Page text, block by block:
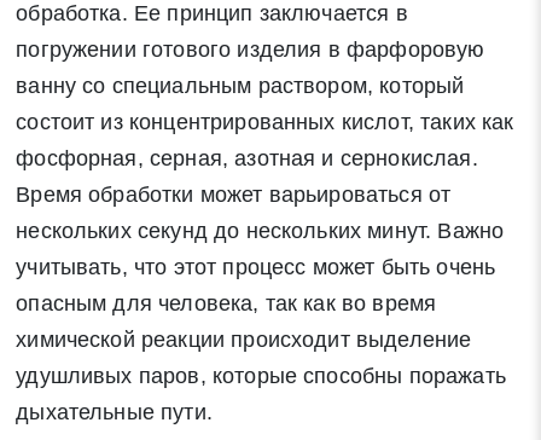
обработка. Ее принцип заключается в
погружении готового изделия в фарфоровую
ванну со специальным раствором, который
состоит из концентрированных кислот, таких как
фосфорная, серная, азотная и сернокислая.
Время обработки может варьироваться от
нескольких секунд до нескольких минут. Важно
учитывать, что этот процесс может быть очень
опасным для человека, так как во время
химической реакции происходит выделение
удушливых паров, которые способны поражать
дыхательные пути.